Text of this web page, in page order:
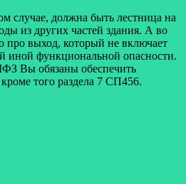
случае, должна быть лестница на
из других частей здания. А во
про выход, который не включает
иной функциональной опасности.
Вы обязаны обеспечить
того раздела 7 СП456.